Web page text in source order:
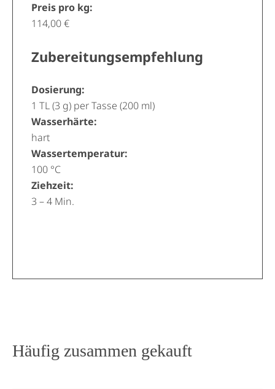
Preis pro kg:
114,00 €
Zubereitungsempfehlung
Dosierung:
1 TL (3 g) per Tasse (200 ml)
Wasserhärte:
hart
Wassertemperatur:
100 °C
Ziehzeit:
3 – 4 Min.
Häufig zusammen gekauft